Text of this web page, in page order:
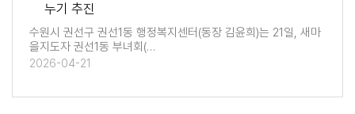
누기 추진
수원시 권선구 권선1동 행정복지센터(동장 김윤희)는 21일, 새마
을지도자 권선1동 부녀회(…
2026-04-21